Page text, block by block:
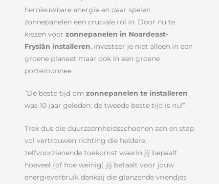
hernieuwbare energie en daar spelen
zonnepanelen een cruciale rol in. Door nu te
kiezen voor zonnepanelen in Noardeast-
Fryslân installeren, investeer je niet alleen in een
groene planeet maar ook in een groene
portemonnee.
“De beste tijd om zonnepanelen te installeren
was 10 jaar geleden; de tweede beste tijd is nu!”
Trek dus die duurzaamheidsschoenen aan en stap
vol vertrouwen richting die heldere,
zelfvoorzienende toekomst waarin jíj bepaalt
hoeveel (of hoe weinig) jij betaalt voor jouw
energieverbruik dankzij die glanzende vriendjes